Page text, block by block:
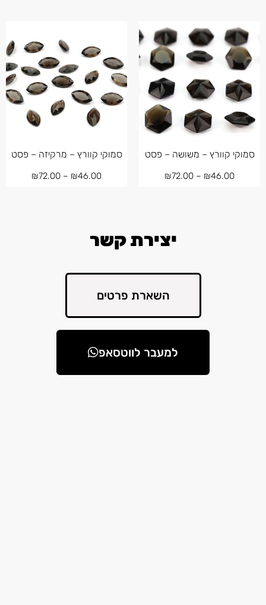
סמוקי קוורץ – משושה – פסט
₪46.00
–
₪72.00
סמוקי קוורץ – מרקיזה – פסט
₪46.00
–
₪72.00
יצירת קשר
השארת פרטים
למעבר לווטסאפ